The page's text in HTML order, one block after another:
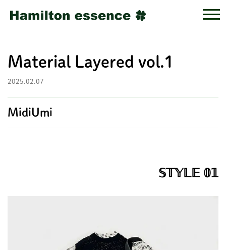
Material Layered vol.1
2025.02.07
MidiUmi
𝕊𝕋𝕐𝕃𝔼 𝟘𝟙